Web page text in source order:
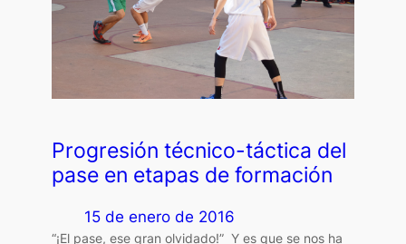
Progresión técnico-táctica del
pase en etapas de formación
15 de enero de 2016
“¡El pase, ese gran olvidado!” Y es que se nos ha